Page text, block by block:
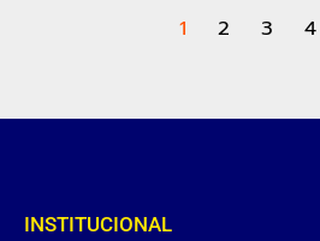
1 2 3 4
INSTITUCIONAL